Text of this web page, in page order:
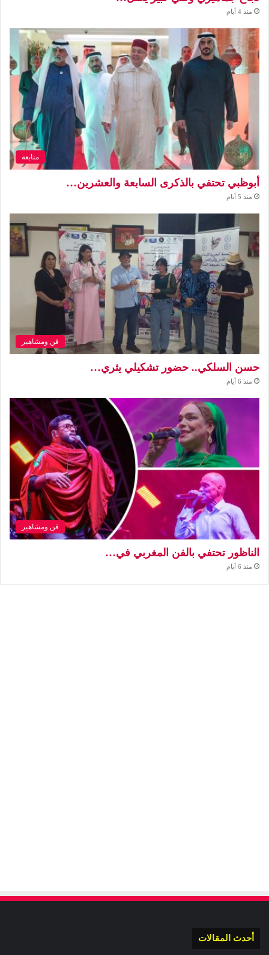
منذ 4 أيام
متابعة
أبوظبي تحتفي بالذكرى السابعة والعشرين…
منذ 5 أيام
فن ومشاهير
حسن السلكي.. حضور تشكيلي يثري…
منذ 6 أيام
فن ومشاهير
الناظور تحتفي بالفن المغربي في…
منذ 6 أيام
أحدث المقالات